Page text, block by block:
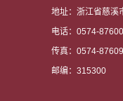
地址：浙江省慈溪
电话：0574-
传真：0574-
邮编：315300